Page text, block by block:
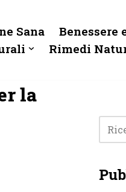
Sana
Benessere
Rimedi
la